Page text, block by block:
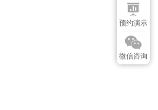
预约演示
微信咨询